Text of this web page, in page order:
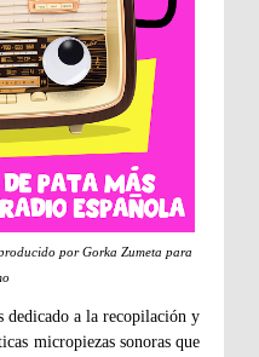
por Gorka Zumeta para
dedicado a la recopilación y
micropiezas sonoras que